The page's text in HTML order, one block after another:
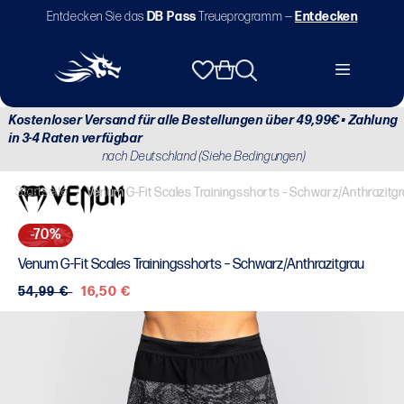
zumEntdecken Sie das DB PassTreueprogramm — Entdecken
Warenkorb
Kostenloser Versand für alle Bestellungen über 49,99€ • Zahlung
in 3-4 Raten verfügbar
nach Deutschland (Siehe Bedingungen)
Startseite / Venum G-Fit Scales Trainingsshorts – Schwarz/
-70%
Venum G-Fit Scales Trainingsshorts – Schwarz/Anthrazitgrau
Normaler
54,99 € Verkaufspreis
16,50 €